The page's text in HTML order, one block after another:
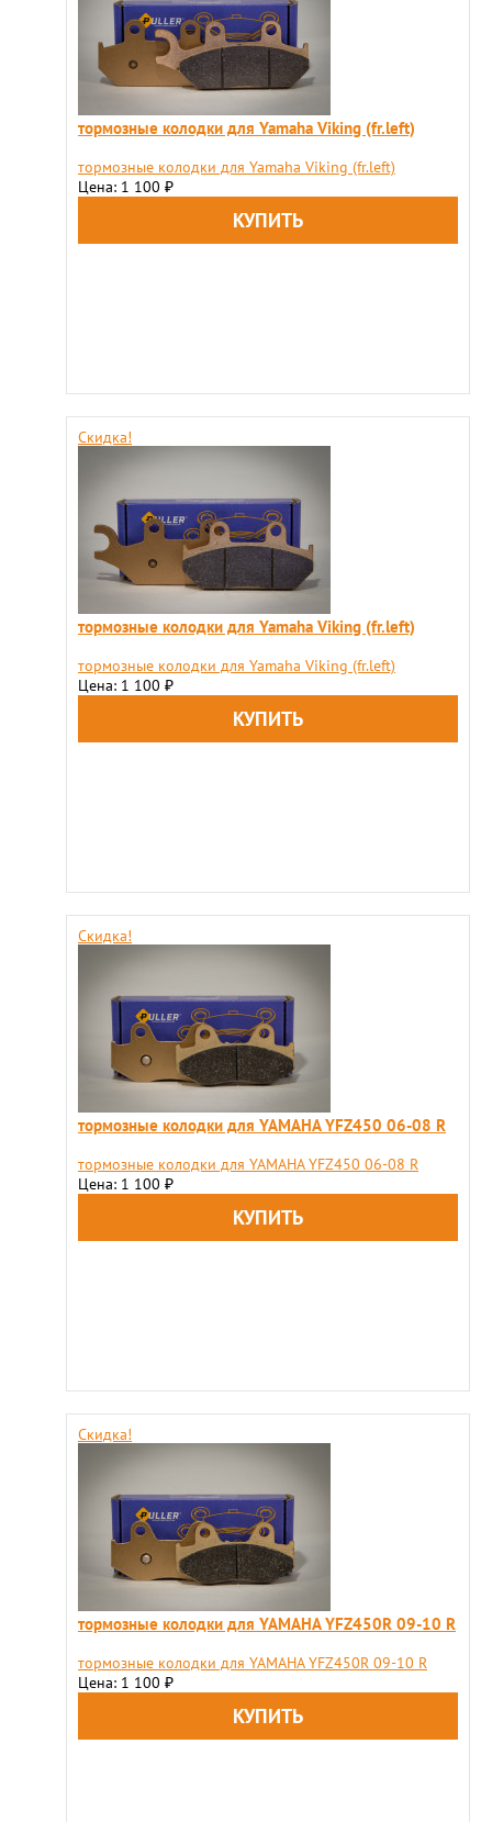
тормозные колодки для Yamaha Viking (fr.left)
тормозные колодки для Yamaha Viking (fr.left)
Цена: 1 100 ₽
Скидка!
тормозные колодки для Yamaha Viking (fr.left)
тормозные колодки для Yamaha Viking (fr.left)
Цена: 1 100 ₽
Скидка!
тормозные колодки для YAMAHA YFZ450 06-08 R
тормозные колодки для YAMAHA YFZ450 06-08 R
Цена: 1 100 ₽
Скидка!
тормозные колодки для YAMAHA YFZ450R 09-10 R
тормозные колодки для YAMAHA YFZ450R 09-10 R
Цена: 1 100 ₽